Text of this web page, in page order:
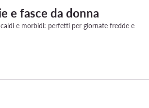
e fasce da donna
e morbidi: perfetti per giornate fredde e